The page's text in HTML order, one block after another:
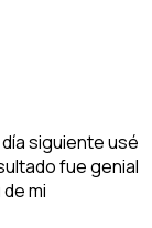
siguiente usé
fue genial
mi